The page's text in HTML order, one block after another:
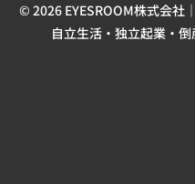
© 2026 EYESROOM株式会社
自立生活・独立起業・